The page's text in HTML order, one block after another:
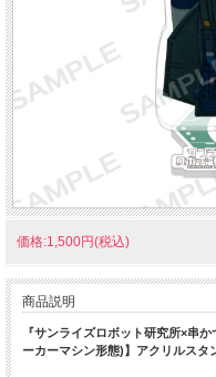
価格:1,500円(税込)
商品説明
『サンライズロボット研究所×串
ーカーマシン形態)】アクリルスタ